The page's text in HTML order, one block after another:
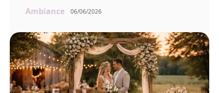
Ambiance 06/06/2026